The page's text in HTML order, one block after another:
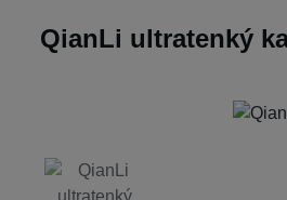
QianLi ultratenký